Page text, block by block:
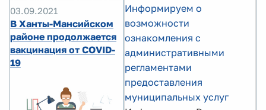
03.09.2021
В Ханты-Мансийском
районе продолжается
вакцинация от COVID-
19
Информируем о
возможности
ознакомления с
административными
регламентами
предоставления
муниципальных услуг